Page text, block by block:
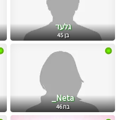
גלעד
בן 45
Neta_
בת 46